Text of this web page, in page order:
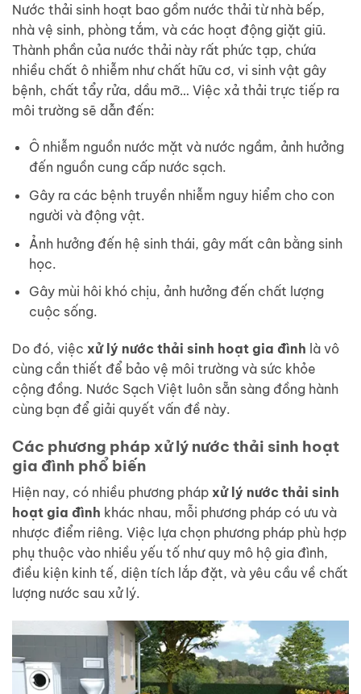
Nước thải sinh hoạt bao gồm nước thải từ nhà bếp,
nhà vệ sinh, phòng tắm, và các hoạt động giặt giũ.
Thành phần của nước thải này rất phức tạp, chứa
nhiều chất ô nhiễm như chất hữu cơ, vi sinh vật gây
bệnh, chất tẩy rửa, dầu mỡ… Việc xả thải trực tiếp ra
môi trường sẽ dẫn đến:
Ô nhiễm nguồn nước mặt và nước ngầm, ảnh hưởng
đến nguồn cung cấp nước sạch.
Gây ra các bệnh truyền nhiễm nguy hiểm cho con
người và động vật.
Ảnh hưởng đến hệ sinh thái, gây mất cân bằng sinh
học.
Gây mùi hôi khó chịu, ảnh hưởng đến chất lượng
cuộc sống.
Do đó, việc xử lý nước thải sinh hoạt gia đình là vô
cùng cần thiết để bảo vệ môi trường và sức khỏe
cộng đồng. Nước Sạch Việt luôn sẵn sàng đồng hành
cùng bạn để giải quyết vấn đề này.
Các phương pháp xử lý nước thải sinh hoạt
gia đình phổ biến
Hiện nay, có nhiều phương pháp xử lý nước thải sinh
hoạt gia đình khác nhau, mỗi phương pháp có ưu và
nhược điểm riêng. Việc lựa chọn phương pháp phù hợp
phụ thuộc vào nhiều yếu tố như quy mô hộ gia đình,
điều kiện kinh tế, diện tích lắp đặt, và yêu cầu về chất
lượng nước sau xử lý.